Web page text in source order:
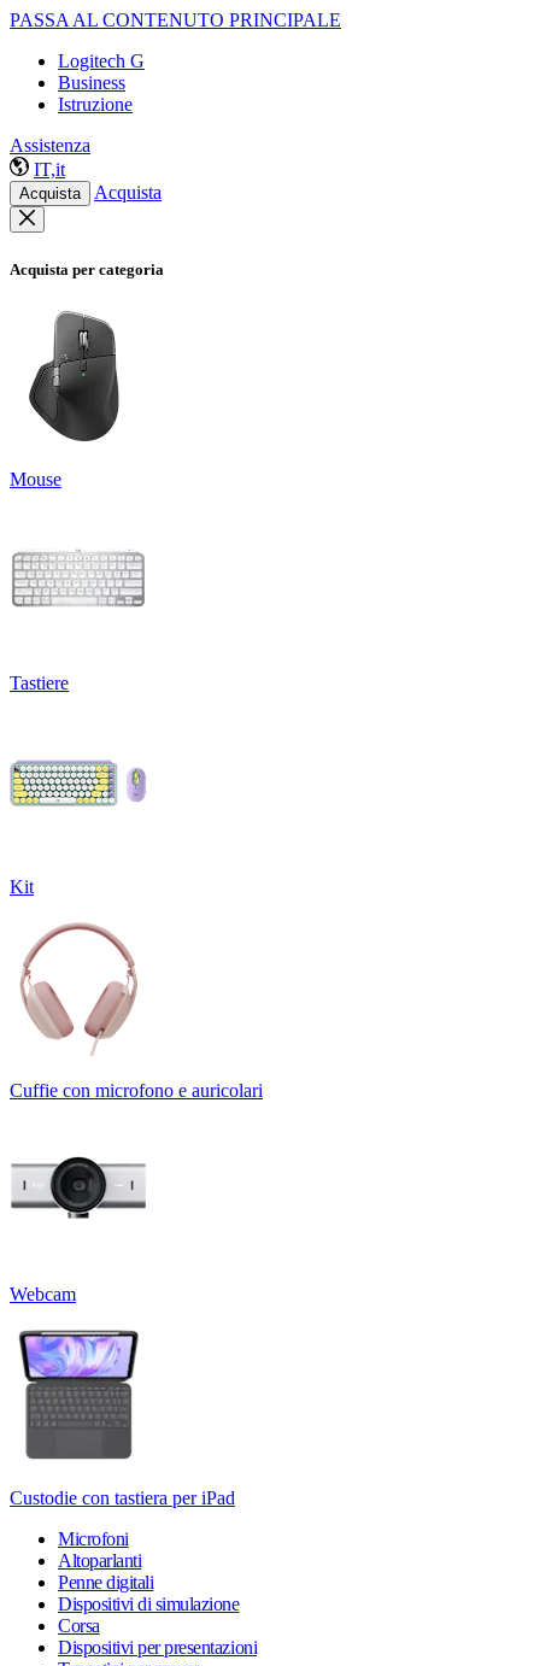
PASSA AL CONTENUTO PRINCIPALE
Logitech G
Business
Istruzione
Assistenza
IT,it
Acquista Acquista
Acquista per categoria
Mouse
Tastiere
Kit
Cuffie con microfono e auricolari
Webcam
Custodie con tastiera per iPad
Microfoni
Altoparlanti
Penne digitali
Dispositivi di simulazione
Corsa
Dispositivi per presentazioni